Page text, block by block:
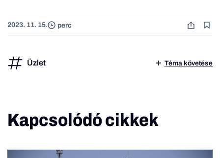
2023. 11. 15. perc
Üzlet Téma követése
Kapcsolódó cikkek